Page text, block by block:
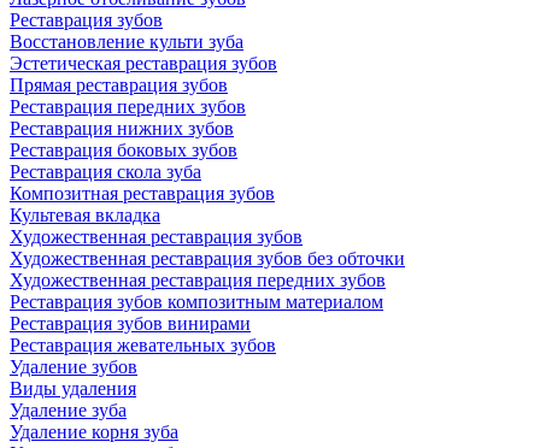
Реставрация зубов
Восстановление культи зуба
Эстетическая реставрация зубов
Прямая реставрация зубов
Реставрация передних зубов
Реставрация нижних зубов
Реставрация боковых зубов
Реставрация скола зуба
Композитная реставрация зубов
Культевая вкладка
Художественная реставрация зубов
Художественная реставрация зубов без обточки
Художественная реставрация передних зубов
Реставрация зубов композитным материалом
Реставрация зубов винирами
Реставрация жевательных зубов
Удаление зубов
Виды удаления
Удаление зуба
Удаление корня зуба